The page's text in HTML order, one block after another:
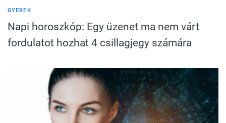
GYEREK
Napi horoszkóp: Egy üzenet ma nem várt
fordulatot hozhat 4 csillagjegy számára